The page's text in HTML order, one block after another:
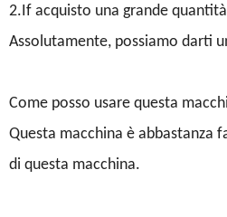
2.If acquisto una grande
Assolutamente, possiamo darti
Come posso usare questa
Questa macchina è abbastanza
di questa macchina.